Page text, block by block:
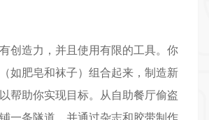
创造力，并且使用有限的工具。你
如肥皂和袜子）组合起来，制造新
帮助你实现目标。从自助餐厅偷盗
一条隧道，并通过杂志和胶带制作